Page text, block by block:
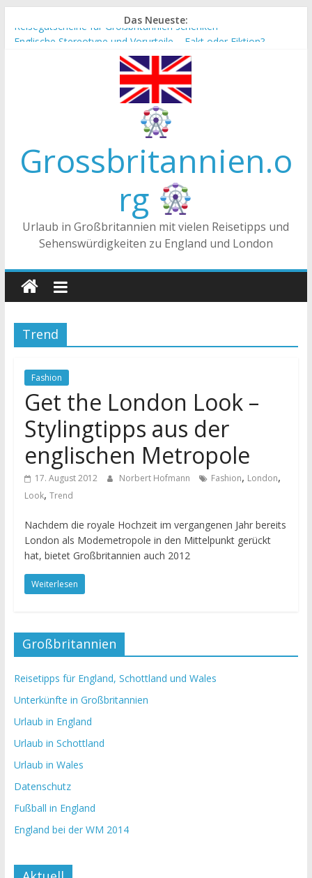
Inhalt
Das Neueste:
Reisegutscheine für Großbritannien schenken
Englische Stereotype und Vorurteile – Fakt oder Fiktion?
Die Unterschiede zwischen Vereinigtes Königreich,
Großbritannien und England
Tea-Time – Was wird in Großbritannien getrunken?
Grossbritannien.o
rg
Urlaub in Großbritannien mit vielen Reisetipps und
Sehenswürdigkeiten zu England und London
Trend
Fashion
Get the London Look –
Stylingtipps aus der
englischen Metropole
17. August 2012 Norbert Hofmann Fashion, London,
Look, Trend
Nachdem die royale Hochzeit im vergangenen Jahr bereits
London als Modemetropole in den Mittelpunkt gerückt
hat, bietet Großbritannien auch 2012
Weiterlesen
Großbritannien
Reisetipps für England, Schottland und Wales
Unterkünfte in Großbritannien
Urlaub in England
Urlaub in Schottland
Urlaub in Wales
Datenschutz
Fußball in England
England bei der WM 2014